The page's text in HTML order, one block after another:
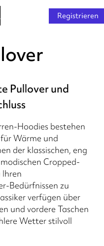
Registrieren
Pullover und
Hoodies bestehen
Wärme und
der klassischen, eng
Cropped-
Bedürfnissen zu
verfügen über
und vordere Taschen
Wetter stilvoll